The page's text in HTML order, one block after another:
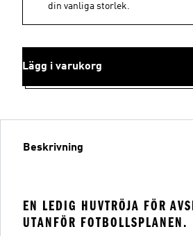
din vanliga storlek.
Lägg i varukorg
Beskrivning
EN LEDIG HUVTRÖJA FÖR
UTANFÖR FOTBOLLSPLANEN.